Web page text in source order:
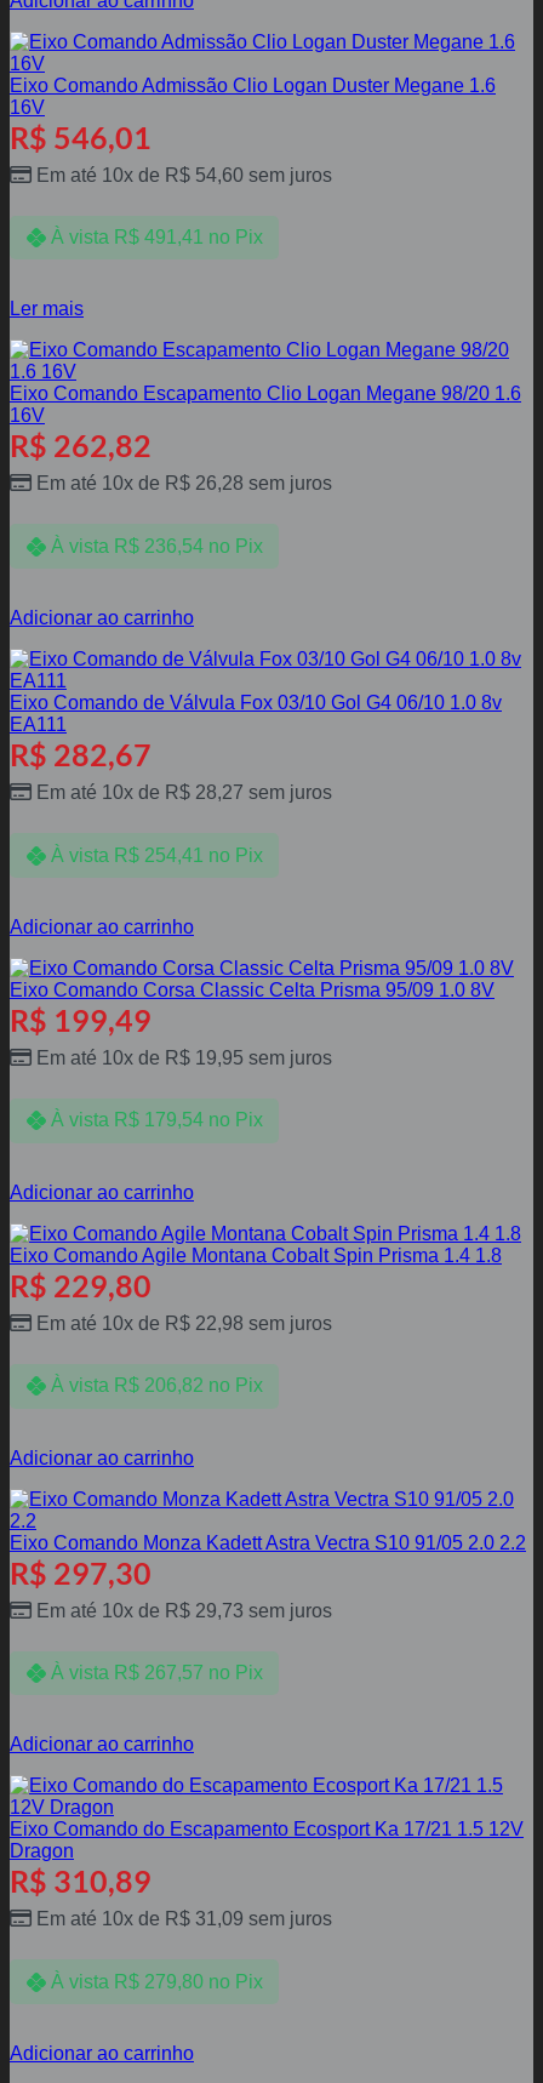
Eixo Comando Admissão Clio Logan Duster Megane 1.6
16V
R$ 546,01
Em até 10x de R$ 54,60 sem juros
À vista R$491,41 no Pix
Ler mais
Eixo Comando Escapamento Clio Logan Megane 98/20 1.6
16V
R$ 262,82
Em até 10x de R$ 26,28 sem juros
À vista R$236,54 no Pix
Adicionar ao carrinho
Eixo Comando de Válvula Fox 03/10 Gol G4 06/10 1.0 8v
EA111
R$ 282,67
Em até 10x de R$ 28,27 sem juros
À vista R$254,41 no Pix
Adicionar ao carrinho
Eixo Comando Corsa Classic Celta Prisma 95/09 1.0 8V
R$ 199,49
Em até 10x de R$ 19,95 sem juros
À vista R$179,54 no Pix
Adicionar ao carrinho
Eixo Comando Agile Montana Cobalt Spin Prisma 1.4 1.8
R$ 229,80
Em até 10x de R$ 22,98 sem juros
À vista R$206,82 no Pix
Adicionar ao carrinho
Eixo Comando Monza Kadett Astra Vectra S10 91/05 2.0 2.2
R$ 297,30
Em até 10x de R$ 29,73 sem juros
À vista R$267,57 no Pix
Adicionar ao carrinho
Eixo Comando do Escapamento Ecosport Ka 17/21 1.5 12V
Dragon
R$ 310,89
Em até 10x de R$ 31,09 sem juros
À vista R$279,80 no Pix
Adicionar ao carrinho